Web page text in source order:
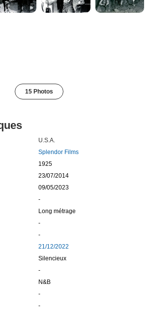
15 Photos
U.S.A.
Splendor Films
1925
23/07/2014
09/05/2023
-
Long métrage
-
-
21/12/2022
Silencieux
-
N&B
-
-